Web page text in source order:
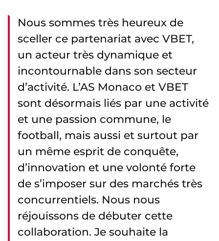
Nous sommes très heureux de
sceller ce partenariat avec VBET,
un acteur très dynamique et
incontournable dans son secteur
d’activité. L’AS Monaco et VBET
sont désormais liés par une activité
et une passion commune, le
football, mais aussi et surtout par
un même esprit de conquête,
d’innovation et une volonté forte
de s’imposer sur des marchés très
concurrentiels. Nous nous
réjouissons de débuter cette
collaboration. Je souhaite la